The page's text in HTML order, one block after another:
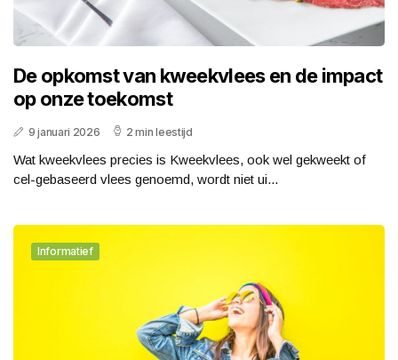
De opkomst van kweekvlees en de impact
op onze toekomst
9 januari 2026 2 min leestijd
Wat kweekvlees precies is Kweekvlees, ook wel gekweekt of
cel-gebaseerd vlees genoemd, wordt niet ui...
Informatief